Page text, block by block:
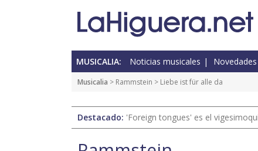
MUSICALIA: Noticias musicales Novedades
Musicalia > Rammstein > Liebe ist für alle da
Destacado: 'Foreign tongues' es el